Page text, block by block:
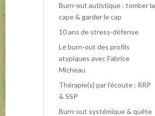
Burn-out autistique : tomber la
cape & garder le cap
10 ans de stress-défense
Le burn-out des profils
atypiques avec Fabrice
Micheau
Thérapie(s) par l’écoute : RRP
& SSP
Burn-out systémique & quête